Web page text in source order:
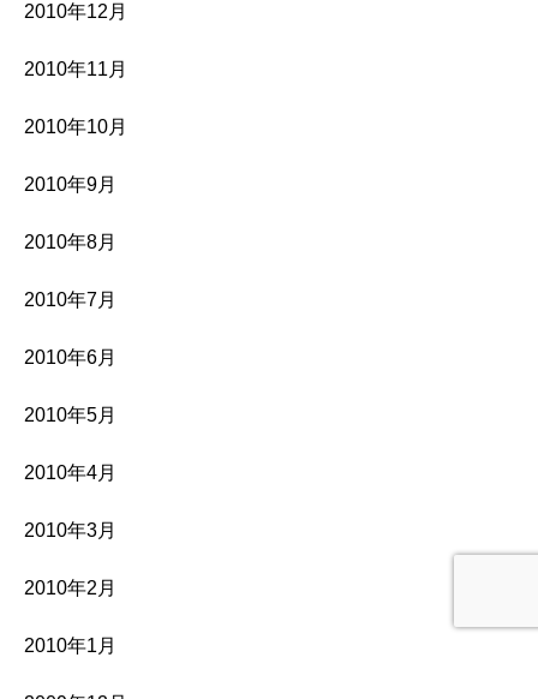
2010年12月
2010年11月
2010年10月
2010年9月
2010年8月
2010年7月
2010年6月
2010年5月
2010年4月
2010年3月
2010年2月
2010年1月